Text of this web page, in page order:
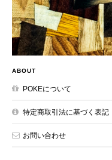
ABOUT
POKEについて
特定商取引法に基づく表記
お問い合わせ